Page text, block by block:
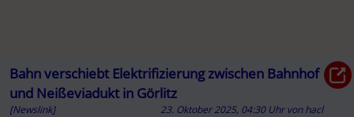
Bahn verschiebt Elektrifizierung zwischen Bahnhof
und Neißeviadukt in Görlitz
[Newslink] 23. Oktober 2025, 04:30 Uhr vonhacl